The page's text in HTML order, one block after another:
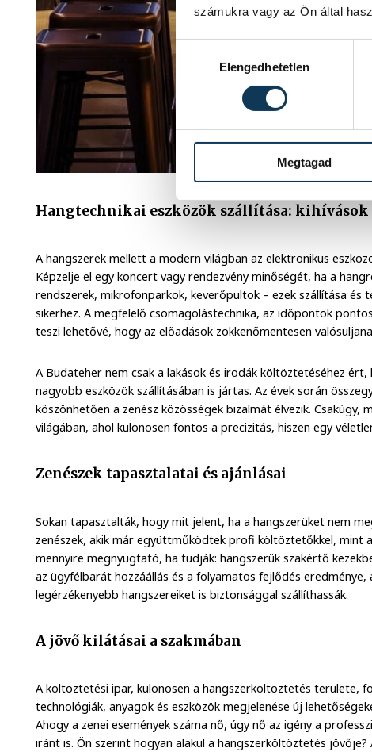
számukra vagy az Ön által
Elengedhetetlen
Megtagad
Hangtechnikai eszközök szállítása: kihívások
A hangszerek mellett a modern világban az elektronikus
Képzelje el egy koncert vagy rendezvény minőségét, ha a
rendszerek, mikrofonparkok, keverőpultok – ezek szállítása és
sikerhez. A megfelelő csomagolástechnika, az időpontok
teszi lehetővé, hogy az előadások zökkenőmentesen
A Budateher nem csak a lakások és irodák költöztetéséhez ért,
nagyobb eszközök szállításában is jártas. Az évek során
köszönhetően a zenész közösségek bizalmát élvezik.
világában, ahol különösen fontos a precizitás, hiszen egy
Zenészek tapasztalatai és ajánlásai
Sokan tapasztalták, hogy mit jelent, ha a hangszerüket nem
zenészek, akik már együttműködtek profi költöztetőkkel, mint
mennyire megnyugtató, ha tudják: hangszerük szakértő
az ügyfélbarát hozzáállás és a folyamatos fejlődés eredménye,
legérzékenyebb hangszereiket is biztonsággal szállíthassák.
A jövő kilátásai a szakmában
A költöztetési ipar, különösen a hangszerköltöztetés területe,
technológiák, anyagok és eszközök megjelenése új
Ahogy a zenei események száma nő, úgy nő az igény a
iránt is. Ön szerint hogyan alakul a hangszerköltöztetés